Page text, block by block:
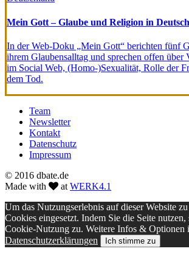
Mein Gott – Glaube und Religion in
In der Web-Doku „Mein Gott“ berichten fünf
ihrem Glaubensalltag und sprechen offen über
im Social Web, (Homo-)Sexualität, Rolle der
dem Tod.
Team
Newsletter
Kontakt
Datenschutz
Impressum
© 2016 dbate.de
Made with
at WERK4.1
Um das Nutzungserlebnis auf dieser Website
Cookies eingesetzt. Indem Sie die Seite nutzen,
Cookie-Nutzung zu. Weitere Infos & Optionen
Datenschutzerklärungen
Ich stimme zu